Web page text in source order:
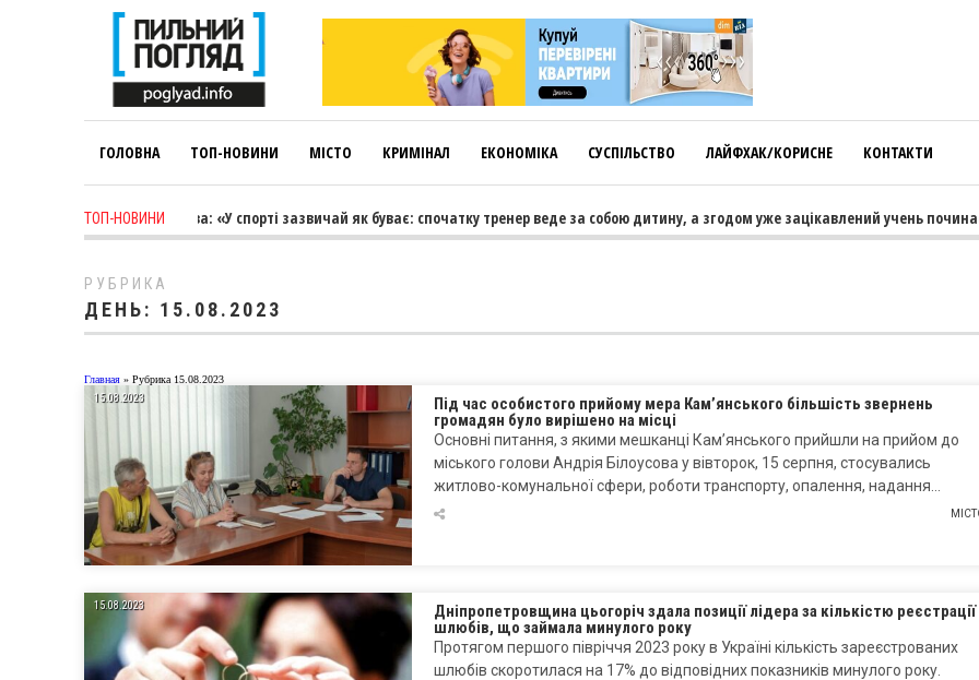
ГОЛОВНА ТОП-НОВИНИ МІСТО КРИМІНАЛ ЕКОНОМІКА СУСПІЛЬСТВО ЛАЙФХАК/КОРИСНЕ КОНТАКТИ
ТОП-НОВИНИ
Лариса Коновалова: «У спорті зазвичай як буває: спочатку тренер веде за собою дитину, а згодом уже зацікавлений учень починає
РУБРИКА
ДЕНЬ: 15.08.2023
Главная » Рубрика 15.08.2023
15.08.2023
Під час особистого прийому мера Кам’янського більшість звернень
громадян було вирішено на місці
Основні питання, з якими мешканці Кам’янського прийшли на прийом до
міського голови Андрія Білоусова у вівторок, 15 серпня, стосувались
житлово-комунальної сфери, роботи транспорту, опалення, надання…
15.08.2023
Дніпропетровщина цьогоріч здала позиції лідера за кількістю реєстрації
шлюбів, що займала минулого року
Протягом першого півріччя 2023 року в Україні кількість зареєстрованих
шлюбів скоротилася на 17% до відповідних показників минулого року.